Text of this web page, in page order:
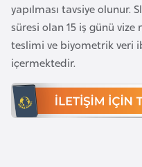
yapılması tavsiye olunur.
süresi olan 15 iş günü
teslimi ve biyometrik veri
içermektedir.
Ç
a
d
Ç
e